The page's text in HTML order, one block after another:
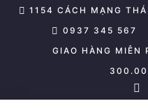
Skip 1154 CÁCH MẠNG
0937 345 567
GIAO HÀNG MIỄN
f